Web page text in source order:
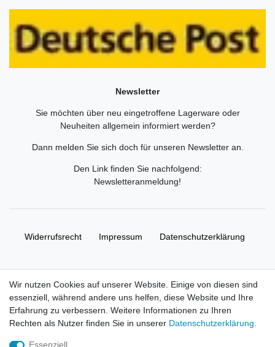
Newsletter
Sie möchten über neu eingetroffene Lagerware oder
Neuheiten allgemein informiert werden?
Dann melden Sie sich doch für unseren Newsletter an.
Den Link finden Sie nachfolgend:
Newsletteranmeldung!
Widerrufs­recht Impressum Daten­schutz­erklärung
© Copyright 2026 | Alle Rechte vorbehalten. HL-
Handelsgesellschaft mbH.
Wir nutzen Cookies auf unserer Website. Einige von diesen sind
essenziell, während andere uns helfen, diese Website und Ihre
Erfahrung zu verbessern. Weitere Informationen zu Ihren
Rechten als Nutzer finden Sie in unserer Daten­schutz­erklärung
Essenziell